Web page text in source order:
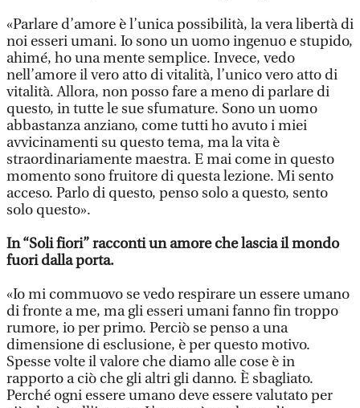
«Parlare d’amore è l’unica possibilità, la vera libertà di
noi esseri umani. Io sono un uomo ingenuo e stupido,
ahimé, ho una mente semplice. Invece, vedo
nell’amore il vero atto di vitalità, l’unico vero atto di
vitalità. Allora, non posso fare a meno di parlare di
questo, in tutte le sue sfumature. Sono un uomo
abbastanza anziano, come tutti ho avuto i miei
avvicinamenti su questo tema, ma la vita è
straordinariamente maestra. E mai come in questo
momento sono fruitore di questa lezione. Mi sento
acceso. Parlo di questo, penso solo a questo, sento
solo questo».
In “Soli fiori” racconti un amore che lascia il mondo
fuori dalla porta.
«Io mi commuovo se vedo respirare un essere umano
di fronte a me, ma gli esseri umani fanno fin troppo
rumore, io per primo. Perciò se penso a una
dimensione di esclusione, è per questo motivo.
Spesse volte il valore che diamo alle cose è in
rapporto a ciò che gli altri gli danno. È sbagliato.
Perché ogni essere umano deve essere valutato per